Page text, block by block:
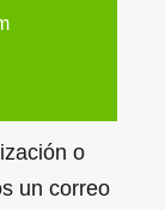
o
un correo